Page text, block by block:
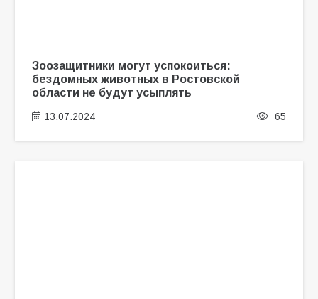
Зоозащитники могут успокоиться:
бездомных животных в Ростовской
области не будут усыплять
13.07.2024 65